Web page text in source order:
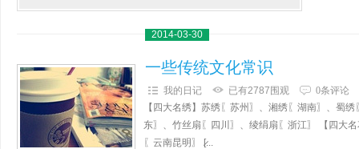
2014-03-30
一些传统文化常识
我的日记 已有2787围观
0条评论
【四大名绣】苏绣〖苏州〗、湘绣〖湖南〗、蜀
东〗、竹丝扇〖四川〗、绫绢扇〖浙江〗 【四大
〖云南昆明〗 [̷...